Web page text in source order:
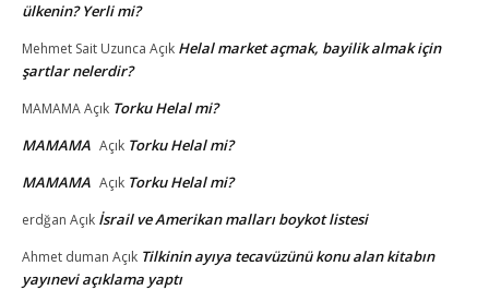
ülkenin? Yerli mi?
Mehmet Sait Uzunca Açık Helal market açmak, bayilik almak için
şartlar nelerdir?
MAMAMAAçık Torku Helal mi?
MAMAMA Açık Torku Helal mi?
MAMAMA Açık Torku Helal mi?
erdğan Açık İsrail ve Amerikan malları boykot listesi
Ahmet duman Açık Tilkinin ayıya tecavüzünü konu alan kitabın
yayınevi açıklama yaptı